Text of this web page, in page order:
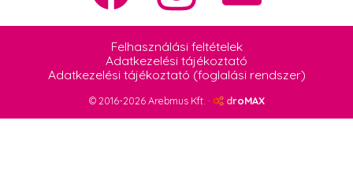
Felhasználási feltételek
Adatkezelési tájékoztató
Adatkezelési tájékoztató (foglalási rendszer)
© 2016-2026 Arebmus Kft. · droMAX